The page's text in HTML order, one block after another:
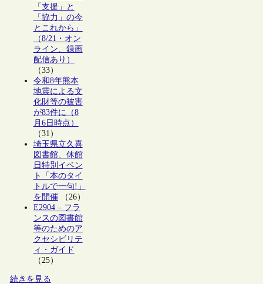
「支援」と
「協力」の今
とこれから」
（8/21・オン
ライン、録画
配信あり）
（33）
令和8年熊本
地震による文
化財等の被害
が83件に（8
月6日時点）
（31）
埼玉県立久喜
図書館、休館
日特別イベン
ト「本のタイ
トルで一句!」
を開催（26）
E2904 – フラ
ンスの図書館
等のためのア
クセシビリテ
ィ・ガイド
（25）
続きを見る